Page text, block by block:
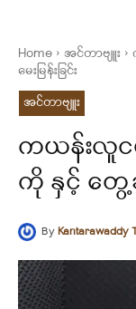
Home အင်တာဗျူး
မေးမြန်းခြင်း
အင်တာဗျူး
ကယန်းလူင
ကို နှင့် တွေ့ဆုံ
ByKantarawaddy